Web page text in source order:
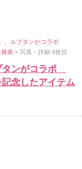
、ルブタンがコラボ
発表> 写真・詳細 4枚目
タンがコラボ
念したアイテム